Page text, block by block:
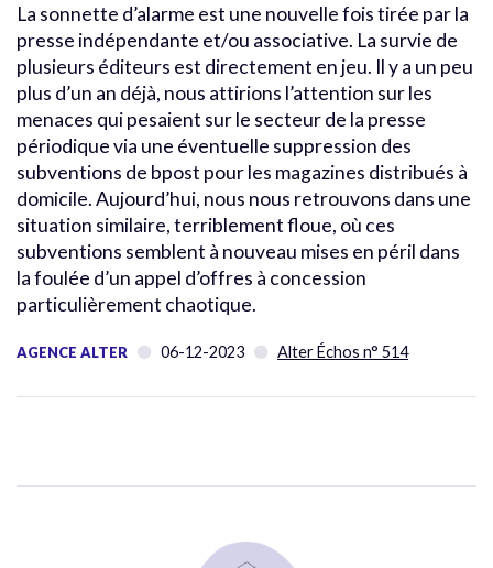
La sonnette d’alarme est une nouvelle fois tirée par la
presse indépendante et/ou associative. La survie de
plusieurs éditeurs est directement en jeu. Il y a un peu
plus d’un an déjà, nous attirions l’attention sur les
menaces qui pesaient sur le secteur de la presse
périodique via une éventuelle suppression des
subventions de bpost pour les magazines distribués à
domicile. Aujourd’hui, nous nous retrouvons dans une
situation similaire, terriblement floue, où ces
subventions semblent à nouveau mises en péril dans
la foulée d’un appel d’offres à concession
particulièrement chaotique.
AGENCE ALTER 06-12-2023 Alter Échos n° 514